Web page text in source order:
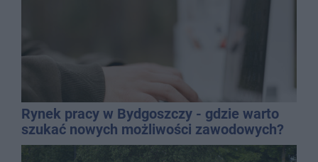
Rynek pracy w Bydgoszczy - gdzie warto
szukać nowych możliwości zawodowych?